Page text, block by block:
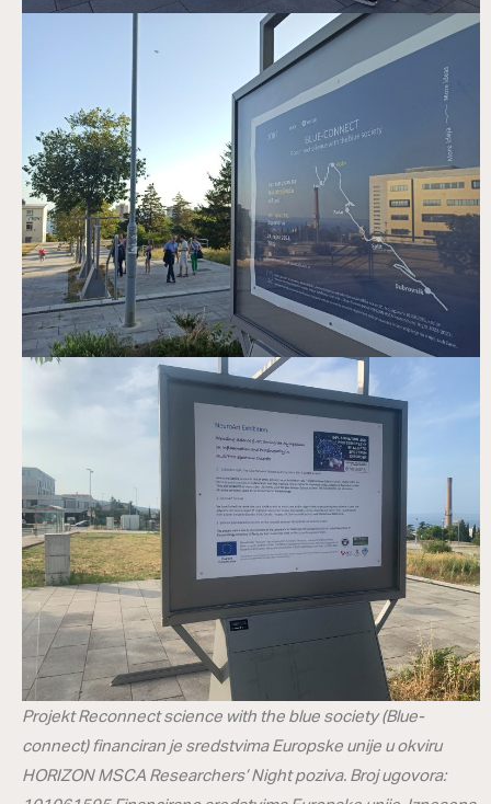
Projekt Reconnect science with the blue society (Blue-
connect) financiran je sredstvima Europske unije u okviru
HORIZON MSCA Researchers’ Night poziva. Broj ugovora: